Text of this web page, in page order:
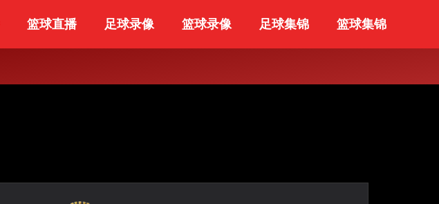
篮球直播 足球录像 篮球录像 足球集锦 篮球集锦